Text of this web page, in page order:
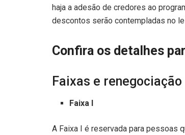
haja a adesão de credores ao
descontos serão contempladas no
Confira os detalhes
Faixas e renegociação
Faixa I
A Faixa I é reservada para pessoas